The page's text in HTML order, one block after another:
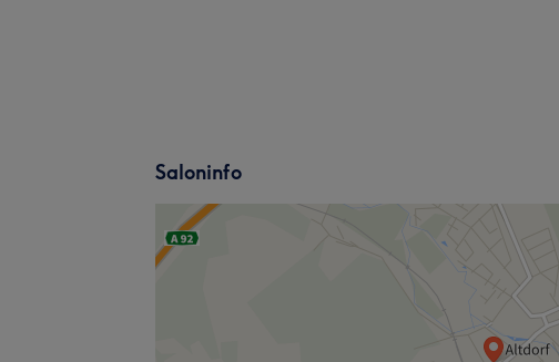
Saloninfo